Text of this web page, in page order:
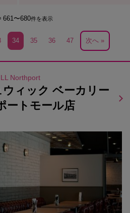
661〜680件を表示
34 35 36 47 次へ »
Northport
ウィック ベーカリー
ートモール店